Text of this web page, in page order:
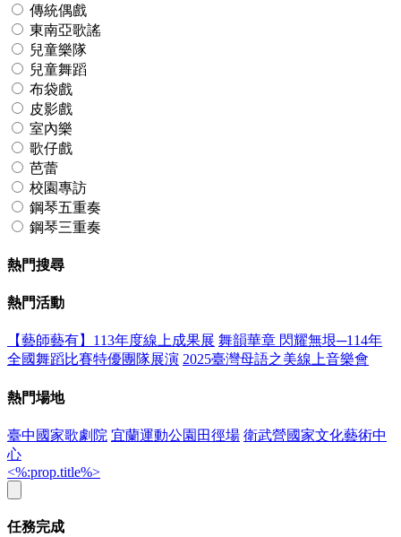
傳統偶戲
東南亞歌謠
兒童樂隊
兒童舞蹈
布袋戲
皮影戲
室內樂
歌仔戲
芭蕾
校園專訪
鋼琴五重奏
鋼琴三重奏
熱門搜尋
熱門活動
【藝師藝有】113年度線上成果展 舞韻華章 閃耀無垠─114年
全國舞蹈比賽特優團隊展演 2025臺灣母語之美線上音樂會
熱門場地
臺中國家歌劇院 宜蘭運動公園田徑場 衛武營國家文化藝術中
心
<%:prop.title%>
任務完成